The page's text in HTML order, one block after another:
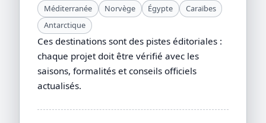
Méditerranée Norvège Égypte
Caraïbes
Antarctique
Ces destinations sont des pistes éditoriales :
chaque projet doit être vérifié avec les
saisons, formalités et conseils officiels
actualisés.